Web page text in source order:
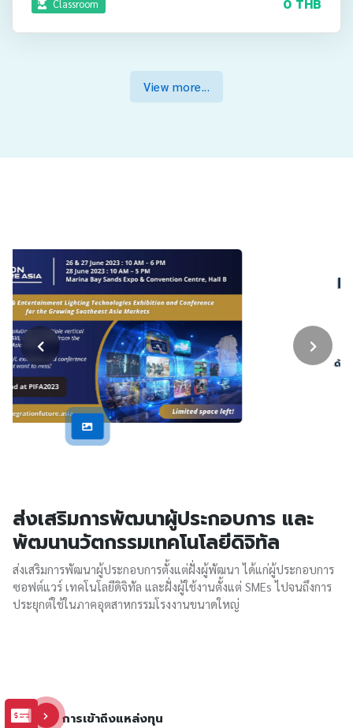
Classroom 0 THB
View more...
ส่งเสริมการพัฒนาผู้ประกอบการ และ
พัฒนานวัตกรรมเทคโนโลยีดิจิทัล
ส่งเสริมการพัฒนาผู้ประกอบการตั้งแต่ฝั่งผู้พัฒนา ได้แก่ผู้ประกอบการ
ซอฟต์แวร์ เทคโนโลยีดิจิทัล และฝั่งผู้ใช้งานตั้งแต่ SMEs ไปจนถึงการ
ประยุกต์ใช้ในภาคอุตสาหกรรมโรงงานขนาดใหญ่
การเข้าถึงแหล่งทุน